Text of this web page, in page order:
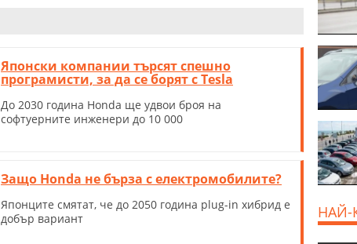
Японски компании търсят спешно
програмисти, за да се борят с Tesla
До 2030 година Honda ще удвои броя на
софтуерните инженери до 10 000
Защо Honda не бърза с електромобилите?
Японците смятат, че до 2050 година plug-in хибрид е
добър вариант
НАЙ-